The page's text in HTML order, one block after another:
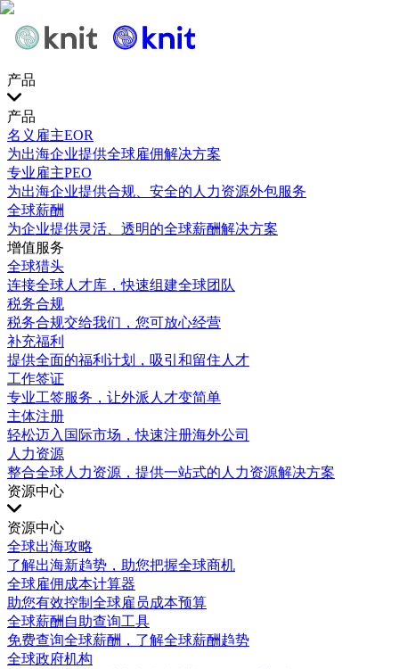
产品
产品
名义雇主EOR
为出海企业提供全球雇佣解决方案
专业雇主PEO
为出海企业提供合规、安全的人力资源外包服务
全球薪酬
为企业提供灵活、透明的全球薪酬解决方案
增值服务
全球猎头
连接全球人才库，快速组建全球团队
税务合规
税务合规交给我们，您可放心经营
补充福利
提供全面的福利计划，吸引和留住人才
工作签证
专业工签服务，让外派人才变简单
主体注册
轻松迈入国际市场，快速注册海外公司
人力资源
整合全球人力资源，提供一站式的人力资源解决方案
资源中心
资源中心
全球出海攻略
了解出海新趋势，助您把握全球商机
全球雇佣成本计算器
助您有效控制全球雇员成本预算
全球薪酬自助查询工具
免费查询全球薪酬，了解全球薪酬趋势
全球政府机构